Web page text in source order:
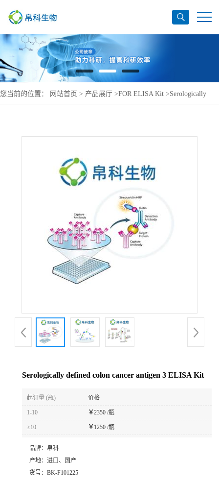
您当前的位置： 网站首页 > 产品展厅 >FOR ELISA Kit >Serologically
Serologically defined colon cancer antigen 3 ELISA Kit
起订量 (瓶) 价格
1-10 ￥2350 /瓶
≥10 ￥ 1250 /瓶
品牌： 帛科
产地： 进口、国产
货号： BK-F101225